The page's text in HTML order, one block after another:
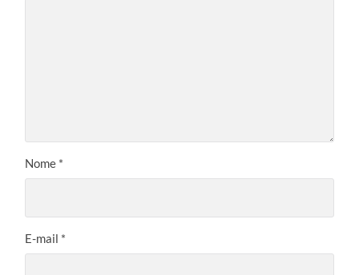
Nome *
E-mail *